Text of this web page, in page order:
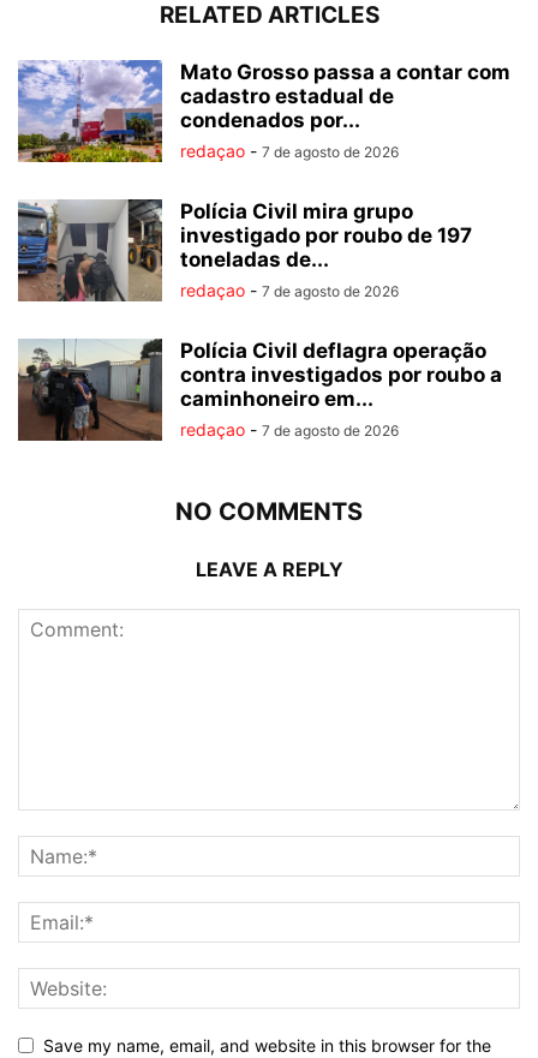
RELATED ARTICLES
Mato Grosso passa a contar com
cadastro estadual de
condenados por...
redaçao - 7 de agosto de 2026
Polícia Civil mira grupo
investigado por roubo de 197
toneladas de...
redaçao - 7 de agosto de 2026
Polícia Civil deflagra operação
contra investigados por roubo a
caminhoneiro em...
redaçao - 7 de agosto de 2026
NO COMMENTS
LEAVE A REPLY
Save my name, email, and website in this browser for the